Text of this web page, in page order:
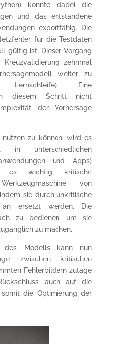
konnte dabei die
und das entstandene
exportfähig. Die
für die Testdaten
gültig ist. Dieser Vorgang
zehnmal
weiter zu
Lernschleife). Eine
diesem Schritt nicht
der Vorhersage
zu können, wird es
unterschiedlichen
und Apps)
es wichtig, kritische
von
sie durch unkritische
ersetzt werden. Die
zu bedienen, um sie
zu machen.
des Modells kann nun
zwischen kritischen
Fehlerbildern zutage
auch auf die
die Optimierung der